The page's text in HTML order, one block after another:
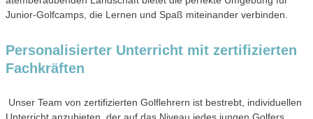
Junior-Golfcamps, die Lernen und Spaß miteinander verbinden.
Personalisierter Unterricht mit zertifizierten
Fachkräften
Unser Team von zertifizierten Golflehrern ist bestrebt, individuellen